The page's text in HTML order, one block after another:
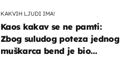
KAKVIH LJUDI IMA!
Kaos kakav se ne pamti:
Zbog suludog poteza jednog
muškarca bend je bio